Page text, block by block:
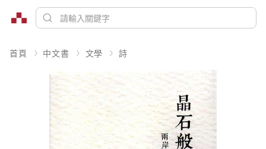
首頁 中文書 文學 詩